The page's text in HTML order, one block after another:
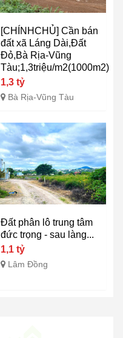
[CHÍNHCHỦ] Cần bán
đất xã Láng Dài,Đất
Đỏ,Bà Rịa-Vũng
Tàu;1,3triệu/m2(1000m2)
1,3 tỷ
Bà Rịa-Vũng Tàu
Đất phân lô trung tâm
đức trọng - sau làng...
1,1 tỷ
Lâm Đồng